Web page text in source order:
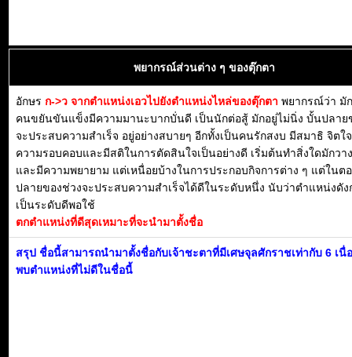
พยากรณ์ส่วนต่าง ๆ ของตุ๊กตา
อักษร ก->ว จากตำแหน่งเอวไปยังตำแหน่งไหล่ของตุ๊กตา พยากรณ์ว่า มั
คนขยันขันแข็งมีความมานะบากบั่นดี เป็นนักต่อสู้ มักอยู่ไม่นิ่ง บั้นปลาย
จะประสบความสำเร็จ อยู่อย่างสบายๆ อีกทั้งเป็นคนรักสงบ มีสมาธิ จิตใ
ความรอบคอบและมีสติในการตัดสินใจเป็นอย่างดี เริ่มต้นทำสิ่งใดมักวา
และมีความพยายาม แต่เหนื่อยบ้างในการประกอบกิจการต่าง ๆ แต่ในต
ปลายของช่วงจะประสบความสำเร็จได้ดีในระดับหนึ่ง นับว่าตำแหน่งดัง
เป็นระดับดีพอใช้
ตกตำแหน่งที่ดีสุดเหมาะที่จะนำมาตั้งชื่อ
สรุป ชื่อนี้สามารถนำมาตั้งชื่อกับเจ้าชะตาที่มีเศษจุลศักราชเท่ากับ 6 เนื่
พบตำแหน่งที่ไม่ดีในชื่อนี้